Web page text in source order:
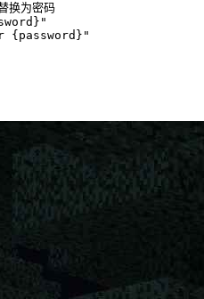
换为密码
{password}"